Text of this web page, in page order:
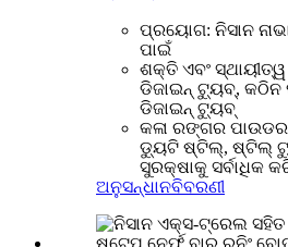
ପ୍ରୟୋଗ: ନିସାନ
ପାଇଁ
ଶକ୍ତି ଏବଂ
ଡିଜାଇନ୍ ଟ୍ୟୁବ୍, କଠିନ
ଡିଜାଇନ୍ ଟ୍ୟୁବ୍
କଳା ରଙ୍ଗର
ଡ୍ୟୁଟି ଷ୍ଟିଲ୍, ଷ୍ଟିଲ୍
ସୁରକ୍ଷାକୁ ସର୍ବାଧିକ
ଅନୁସନ୍ଧାନବିବରଣୀ